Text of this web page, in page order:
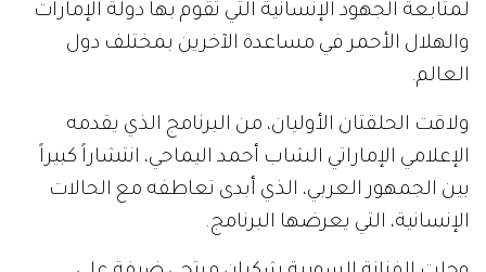
لمتابعة الجهود الإنسانية التي تقوم بها دولة الإمارات
والهلال الأحمر في مساعدة الآخرين بمختلف دول
العالم.
ولاقت الحلقتان الأوليان، من البرنامج الذي يقدمه
الإعلامي الإماراتي الشاب أحمد اليماحي، انتشاراً كبيراً
بين الجمهور العربي، الذي أبدى تعاطفه مع الحالات
الإنسانية، التي يعرضها البرنامج.